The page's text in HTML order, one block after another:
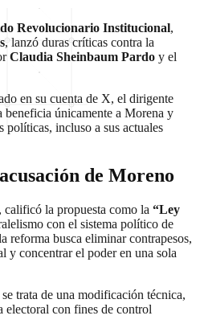
Revolucionario Institucional,
, lanzó duras críticas contra la
Claudia Sheinbaum Pardo y el
en su cuenta de X, el dirigente
únicamente a Morena y
políticas, incluso a sus actuales
de Moreno
, calificó la propuesta como la “Ley
con el sistema político de
reforma busca eliminar contrapesos,
y concentrar el poder en una sola
trata de una modificación técnica,
electoral con fines de control